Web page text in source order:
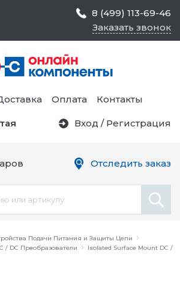
Подачи Питания и Защиты Цепи
/ DC Преобразователи
Isolated Surface Mount DC /
8 (499) 113-69-46
Заказать звонок
Оплата Контакты
Вход / Регистрация
Отследить заказ